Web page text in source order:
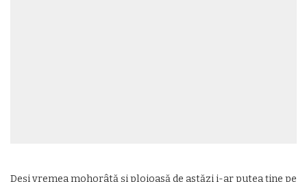
Deși vremea mohorâtă și ploioasă de astăzi i-ar putea ține pe